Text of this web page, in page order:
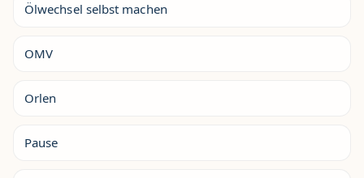
Ölwechsel selbst machen
OMV
Orlen
Pause